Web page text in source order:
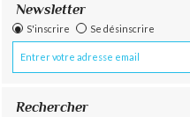
Newsletter
S'inscrire Se désinscrire
Rechercher